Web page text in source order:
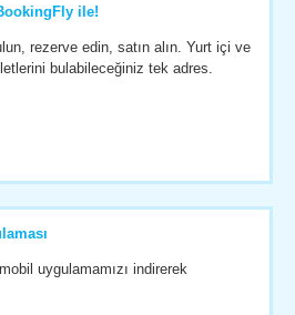
ile!
rezerve edin, satın alın. Yurt içi ve
bulabileceğiniz tek adres.
uygulamamızı indirerek